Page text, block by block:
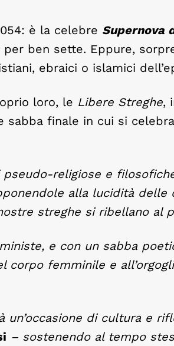
è la celebre Supernova
ben sette. Eppure,
ebraici o islamici
loro, le Libere Streghe,
sabba finale in cui si
religiose e
alla lucidità delle
streghe si ribellano al
e con un sabba
corpo femminile e
di cultura e
– sostenendo al tempo